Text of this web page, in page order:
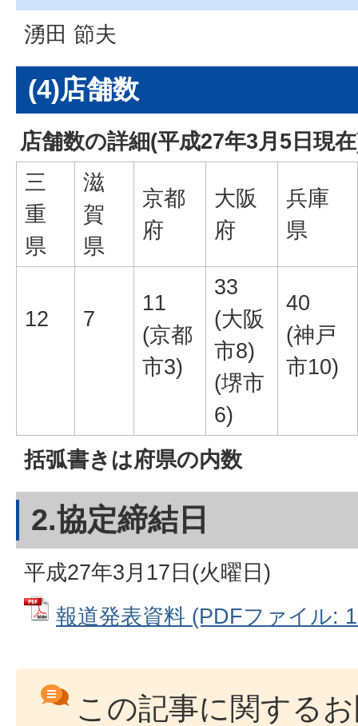
湧田 節夫
(4)店舗数
店舗数の詳細(平成27年3月5日現
三
重
県
滋
賀
県
京都
府
大阪
府
兵庫
県
12 7
11
(京都
市3)
33
(大阪
市8)
(堺市
6)
40
(神戸
市10)
括弧書きは府県の内数
2.協定締結日
平成27年3月17日(火曜日)
報道発表資料 (PDFファイル:
この記事に関する